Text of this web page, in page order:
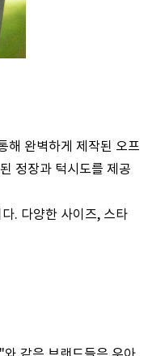
해 완벽하게 제작된 오프
정장과 턱시도를 제공
. 다양한 사이즈, 스타